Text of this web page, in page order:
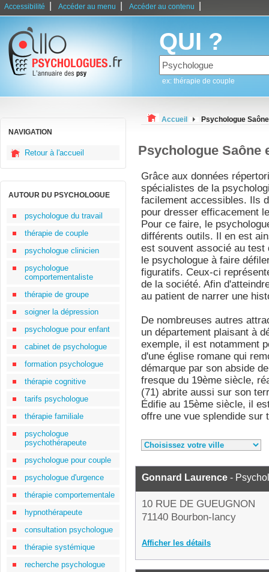
Accessibilité Accéder au menu Accéder au contenu
QUI ?
ex: thérapie de couple
NAVIGATION
Retour à l'accueil
AUTOUR DU PSYCHOLOGUE
psychologue du travail
thérapie de couple
psychologue clinicien
psychologue
comportementaliste
thérapie de groupe
soigner la dépression
psychologue pour enfant
cabinet de psychologue
formation psychologue
thérapie cognitive
tarifs psychologue
thérapie familiale
psychologue
psychothérapeute
psychologue pour couple
psychologue d'urgence
thérapie comportementale
hypnothérapeute
consultation psychologue
thérapie systémique
recherche psychologue
Accueil Psychologue
Psychologue Saône
Grâce aux données
spécialistes de la
facilement accessibles. Ils
pour dresser efficacement
Pour ce faire, le
différents outils. Il en est
est souvent associé au
le psychologue à faire
figuratifs. Ceux-ci
de la société. Afin
au patient de narrer une
De nombreuses autres
un département plaisant à
exemple, il est notamment
d'une église romane qui
démarque par son abside
fresque du 19ème siècle,
(71) abrite aussi sur son
Édifie au 15ème siècle, il
offre une vue splendide sur
Gonnard Laurence -
10 RUE DE GUEUGNON
71140 Bourbon-lancy
Afficher les détails